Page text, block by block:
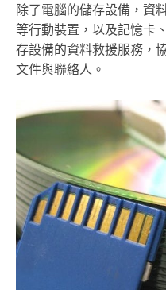
除了電腦的儲存設備，資
等行動裝置，以及記憶卡
存設備的資料救援服務，
文件與聯絡人。